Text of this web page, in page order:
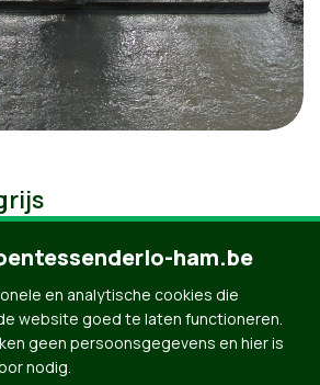
ham.be
en analytische cookies die
website goed te laten functioneren.
geen persoonsgegevens en hier is
nodig.